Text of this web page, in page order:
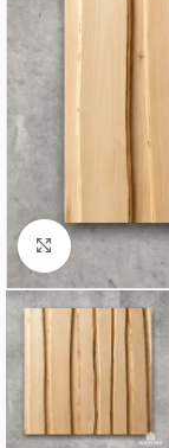
Нажмите,